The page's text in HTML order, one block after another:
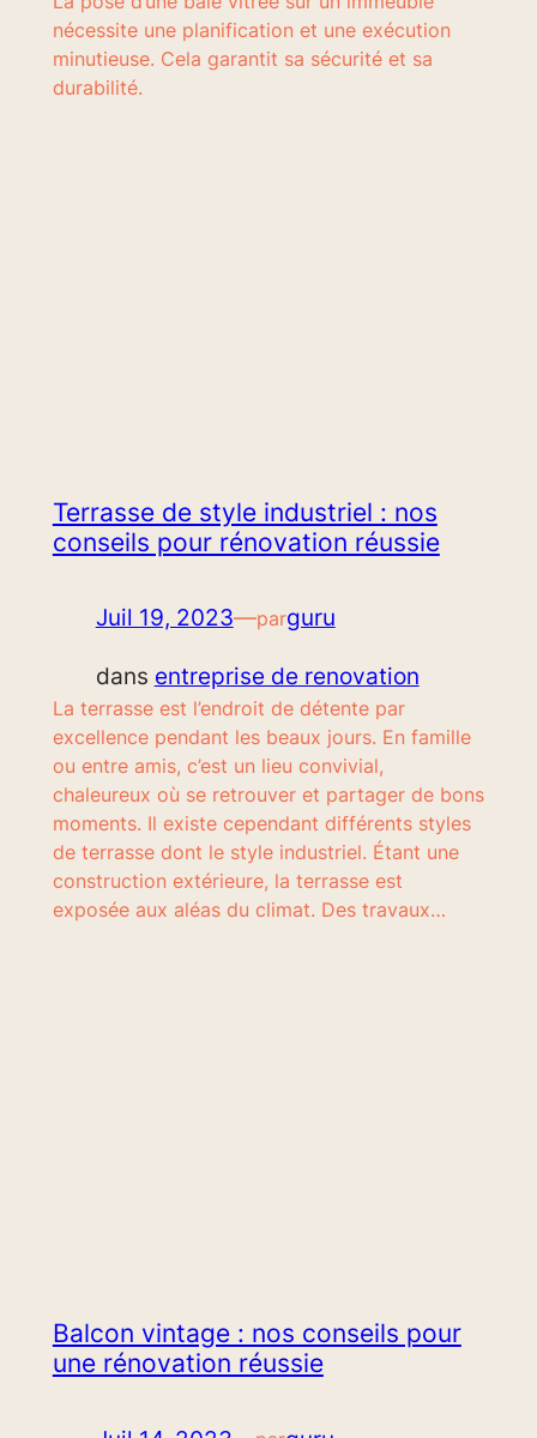
nécessite une planification et une exécution
minutieuse. Cela garantit sa sécurité et sa
durabilité.
Terrasse de style industriel : nos
conseils pour rénovation réussie
Juil 19, 2023—parguru
dans entreprise de renovation
La terrasse est l’endroit de détente par
excellence pendant les beaux jours. En famille
ou entre amis, c’est un lieu convivial,
chaleureux où se retrouver et partager de bons
moments. Il existe cependant différents styles
de terrasse dont le style industriel. Étant une
construction extérieure, la terrasse est
exposée aux aléas du climat. Des travaux…
Balcon vintage : nos conseils pour
une rénovation réussie